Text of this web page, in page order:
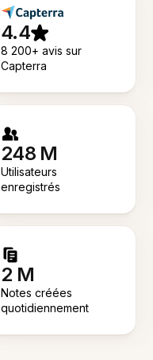
4.4
8 200+ avis sur
Capterra
248 M
Utilisateurs
enregistrés
2 M
Notes créées
quotidiennement